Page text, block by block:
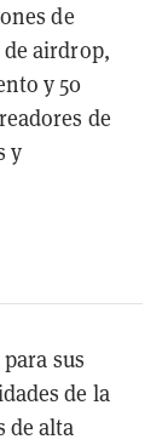
de
airdrop,
y 50
de
y
sus
de la
de alta